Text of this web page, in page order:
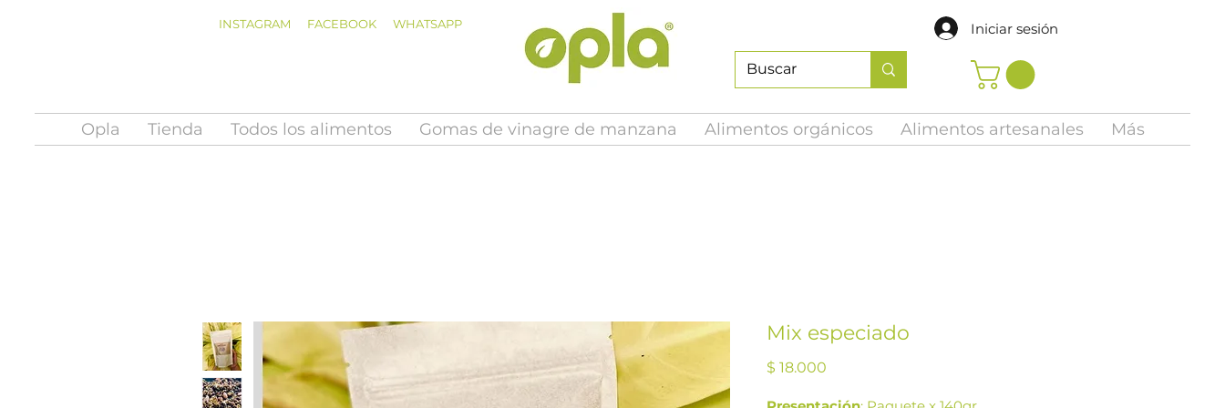
INSTAGRAM FACEBOOK WHATSAPP Iniciar sesión
Opla Tienda Todos los alimentos Gomas de vinagre de manzana Alimentos orgánicos Alimentos artesanales Más
Mix especiado
$ 18.000